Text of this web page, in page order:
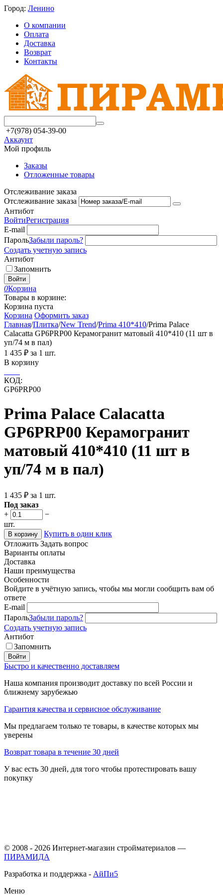
Город: Ленино
О компании
Оплата
Доставка
Возврат
Контакты
+7(978) 054-39-00
Аккаунт
Мой профиль
Заказы
Отложенные товары
Отслеживание заказа
Отслеживание заказа
Антибот
ВойтиРегистрация
E-mail
ПарольЗабыли пароль?
Создать учетную запись
Антибот
Запомнить
Войти
0Корзина
Товары в корзине:
Корзина пуста
Корзина Оформить заказ
Главная/Плитка/New Trend/Prima 410*410/Prima Palace
Calacatta GP6PRP00 Керамогранит матовый 410*410 (11 шт в
уп/74 м в пал)
1 435 ₽ за 1 шт.
В корзину
КОД:
GP6PRP00
Prima Palace Calacatta
GP6PRP00 Керамогранит
матовый 410*410 (11 шт в
уп/74 м в пал)
1 435 ₽ за 1 шт.
Под заказ
+
−
шт.
В корзину
Купить в один клик
Отложить Задать вопрос
Варианты оплаты
Доставка
Наши преимущества
Особенности
Войдите в учётную запись, чтобы мы могли сообщить вам об
ответе
E-mail
ПарольЗабыли пароль?
Создать учетную запись
Антибот
Запомнить
Войти
Быстро и качественно доставляем
Наша компания производит доставку по всей России и
ближнему зарубежью
Гарантия качества и сервисное обслуживание
Мы предлагаем только те товары, в качестве которых мы
уверены
Возврат товара в течение 30 дней
У вас есть 30 дней, для того чтобы протестировать вашу
покупку
© 2008 - 2026 Интернет-магазин стройматериалов —
ПИРАМИДА
Разработка и поддержка - АйПи5
Меню